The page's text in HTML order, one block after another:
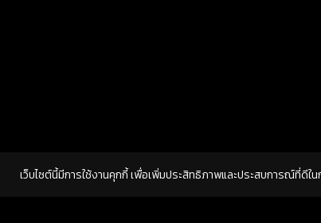
เว็บไซต์นี้มีการใช้งานคุกกี้ เพื่อเพิ่มประสิทธิภาพและประสบการณ์ที่ดีใน